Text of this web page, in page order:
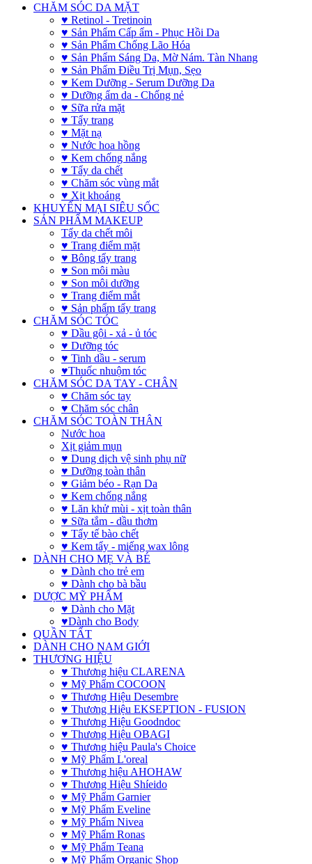
CHĂM SÓC DA MẶT
♥ Retinol - Tretinoin
♥ Sản Phẩm Cấp ẩm - Phục Hồi Da
♥ Sản Phẩm Chống Lão Hóa
♥ Sản Phẩm Sáng Da, Mờ Nám. Tàn Nhang
♥ Sản Phẩm Điều Trị Mụn, Sẹo
♥ Kem Dưỡng - Serum Dưỡng Da
♥ Dưỡng ẩm da - Chống nẻ
♥ Sữa rửa mặt
♥ Tẩy trang
♥ Mặt nạ
♥ Nước hoa hồng
♥ Kem chống nắng
♥ Tẩy da chết
♥ Chăm sóc vùng mắt
♥ Xịt khoáng
KHUYẾN MẠI SIÊU SỐC
SẢN PHẨM MAKEUP
Tẩy da chết môi
♥ Trang điểm mặt
♥ Bông tẩy trang
♥ Son môi màu
♥ Son môi dưỡng
♥ Trang điểm mắt
♥ Sản phẩm tẩy trang
CHĂM SÓC TÓC
♥ Dầu gội - xả - ủ tóc
♥ Dưỡng tóc
♥ Tinh dầu - serum
♥Thuốc nhuộm tóc
CHĂM SÓC DA TAY - CHÂN
♥ Chăm sóc tay
♥ Chăm sóc chân
CHĂM SÓC TOÀN THÂN
Nước hoa
Xịt giảm mụn
♥ Dung dịch vệ sinh phụ nữ
♥ Dưỡng toàn thân
♥ Giảm béo - Rạn Da
♥ Kem chống nắng
♥ Lăn khử mùi - xịt toàn thân
♥ Sữa tắm - dầu thơm
♥ Tẩy tế bào chết
♥ Kem tẩy - miếng wax lông
DÀNH CHO MẸ VÀ BÉ
♥ Dành cho trẻ em
♥ Dành cho bà bầu
DƯỢC MỸ PHẨM
♥ Dành cho Mặt
♥Dành cho Body
QUẦN TẤT
DÀNH CHO NAM GIỚI
THƯƠNG HIỆU
♥ Thương hiệu CLARENA
♥ Mỹ Phẩm COCOON
♥ Thương Hiệu Desembre
♥ Thương Hiệu EKSEPTION - FUSION
♥ Thương Hiệu Goodndoc
♥ Thương Hiệu OBAGI
♥ Thương hiệu Paula's Choice
♥ Mỹ Phẩm L'oreal
♥ Thương hiệu AHOHAW
♥ Thương Hiệu Shíeido
♥ Mỹ Phẩm Garnier
♥ Mỹ Phẩm Eveline
♥ Mỹ Phẩm Nivea
♥ Mỹ Phẩm Ronas
♥ Mỹ Phẩm Teana
♥ Mỹ Phẩm Organic Shop